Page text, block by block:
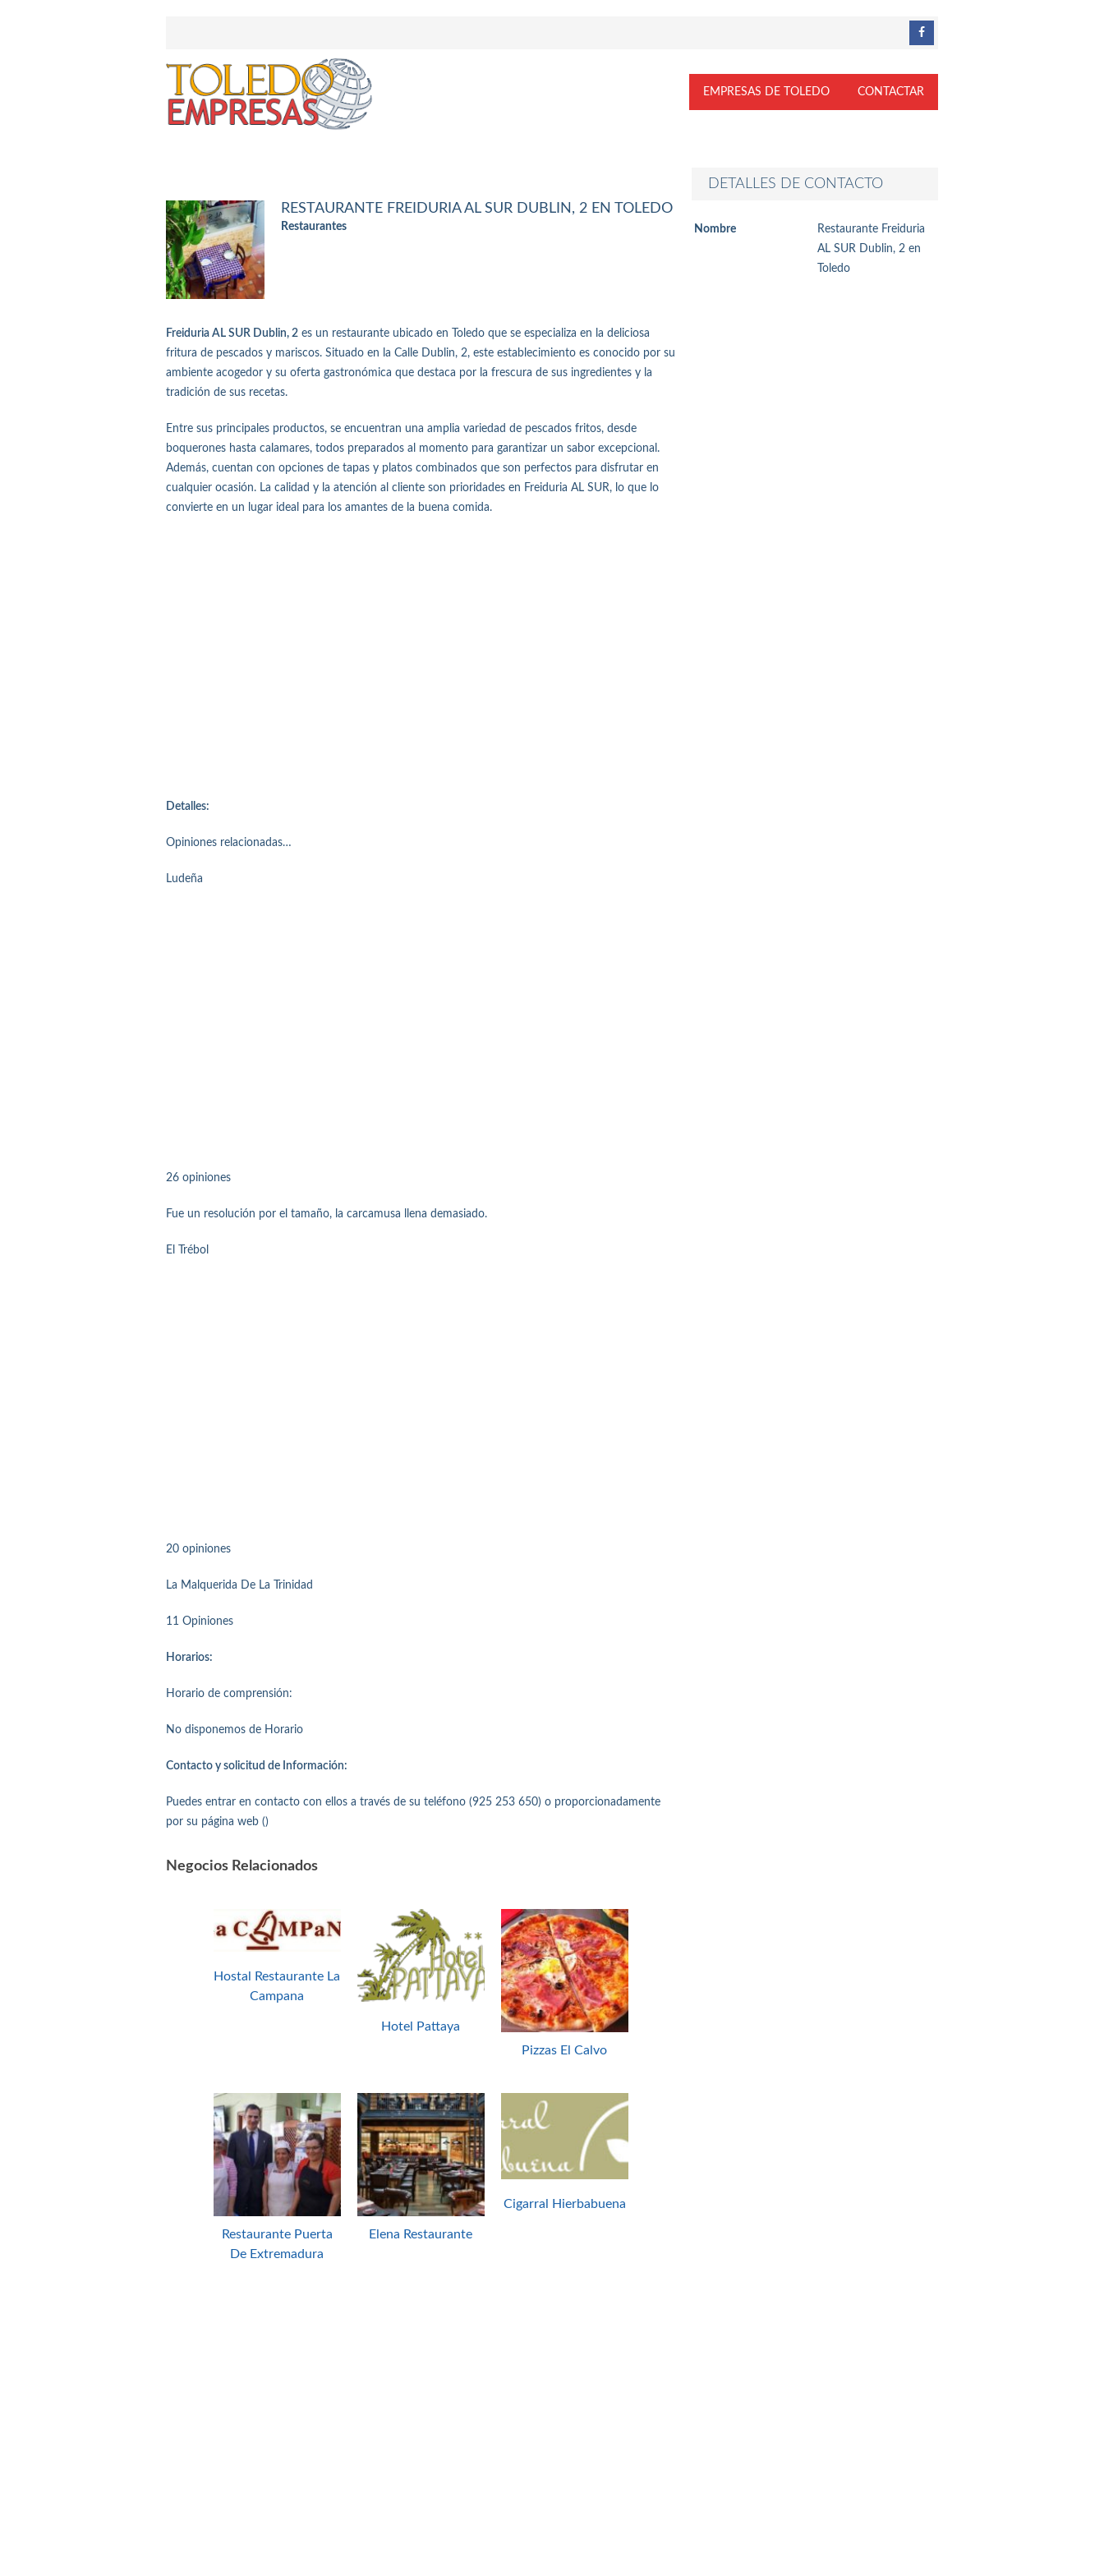
EMPRESAS DE TOLEDO CONTACTAR
DETALLES DE CONTACTO
Nombre
Restaurante Freiduria
AL SUR Dublin, 2 en
Toledo
RESTAURANTE FREIDURIA AL SUR DUBLIN, 2 EN TOLEDO
Restaurantes
Freiduria AL SUR Dublin, 2 es un restaurante ubicado en Toledo que se especializa en la deliciosa
fritura de pescados y mariscos. Situado en la Calle Dublin, 2, este establecimiento es conocido por su
ambiente acogedor y su oferta gastronómica que destaca por la frescura de sus ingredientes y la
tradición de sus recetas.
Entre sus principales productos, se encuentran una amplia variedad de pescados fritos, desde
boquerones hasta calamares, todos preparados al momento para garantizar un sabor excepcional.
Además, cuentan con opciones de tapas y platos combinados que son perfectos para disfrutar en
cualquier ocasión. La calidad y la atención al cliente son prioridades en Freiduria AL SUR, lo que lo
convierte en un lugar ideal para los amantes de la buena comida.
Detalles:
Opiniones relacionadas…
Ludeña
26 opiniones
Fue un resolución por el tamaño, la carcamusa llena demasiado.
El Trébol
20 opiniones
La Malquerida De La Trinidad
11 Opiniones
Horarios:
Horario de comprensión:
No disponemos de Horario
Contacto y solicitud de Información:
Puedes entrar en contacto con ellos a través de su teléfono (925 253 650) o proporcionadamente
por su página web ()
Negocios Relacionados
Hostal Restaurante La
Campana
Hotel Pattaya
Pizzas El Calvo
Restaurante Puerta
De Extremadura
Elena Restaurante
Cigarral Hierbabuena